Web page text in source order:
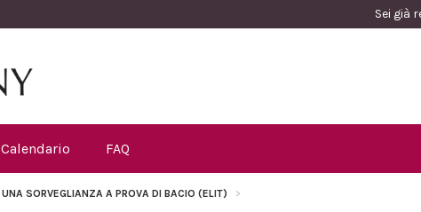
Sei già
Calendario FAQ
UNA SORVEGLIANZA A PROVA DI BACIO (ELIT)